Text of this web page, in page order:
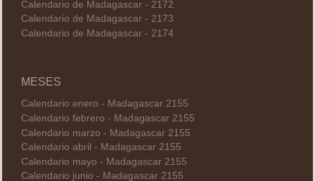
Calendario de Madagascar - 2172
Calendario de Madagascar - 2173
Calendario de Madagascar - 2174
MESES
Calendario enero - Madagascar 2155
Calendario febrero - Madagascar 2155
Calendario marzo - Madagascar 2155
Calendario abril - Madagascar 2155
Calendario mayo - Madagascar 2155
Calendario junio - Madagascar 2155